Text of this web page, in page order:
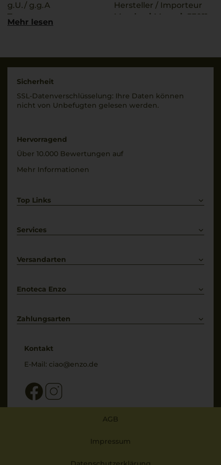
g.U./ g.g.A
Toscana
Tipica
Rebsorten
50% Sangiovese
Alkoholgehalt
Hersteller / Importeur
Marchesi Mazzei, 53011
Land
Italien
0,75 L
Mehr lesen
Sicherheit
SSL-Daten­verschlüs­selung: Ihre Daten können
nicht von Unbe­fugten gelesen werden.
Hervorragend
Über 10.000 Bewertungen auf
Mehr Informationen
Top Links
Weißwein
Services
Kontakt
Versandarten
Enoteca Enzo
Bewertungs-Richtlinien
Zahlungsarten
Kontakt
E-Mail: ciao@enzo.de
AGB
Impressum